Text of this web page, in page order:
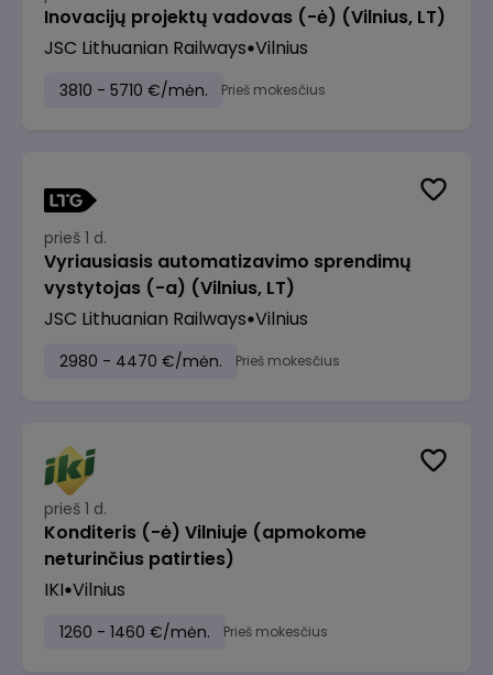
Inovacijų projektų vadovas (-ė) (Vilnius, LT)
JSC Lithuanian Railways Vilnius
3810 - 5710 €/mėn. Prieš mokesčius
prieš 1 d.
Vyriausiasis automatizavimo sprendimų
vystytojas (-a) (Vilnius, LT)
JSC Lithuanian Railways Vilnius
2980 - 4470 €/mėn. Prieš mokesčius
prieš 1 d.
Konditeris (-ė) Vilniuje (apmokome
neturinčius patirties)
IKI Vilnius
1260 - 1460 €/mėn. Prieš mokesčius